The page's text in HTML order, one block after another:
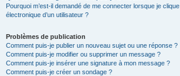
Pourquoi m’est-il demandé de me connecter lorsque je
électronique d’un utilisateur ?
Problèmes de publication
Comment puis-je publier un nouveau sujet ou une réponse ?
Comment puis-je modifier ou supprimer un message ?
Comment puis-je insérer une signature à mon message ?
Comment puis-je créer un sondage ?